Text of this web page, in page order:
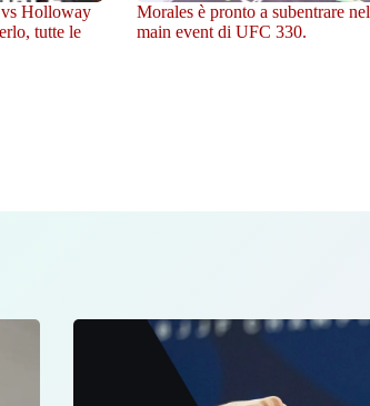
Holloway
tutte le
Morales è pronto a subentrare nel
main event di UFC 330.